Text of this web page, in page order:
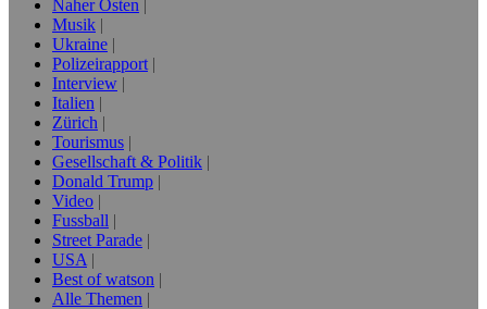
Naher Osten
Musik
Ukraine
Polizeirapport
Interview
Italien
Zürich
Tourismus
Gesellschaft & Politik
Donald Trump
Video
Fussball
Street Parade
USA
Best of watson
Alle Themen